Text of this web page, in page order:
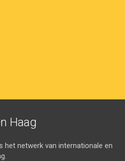
Haag
het netwerk van internationale en